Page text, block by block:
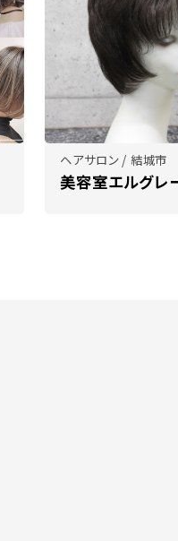
ヘアサロン / 結城市
美容室エルグレ